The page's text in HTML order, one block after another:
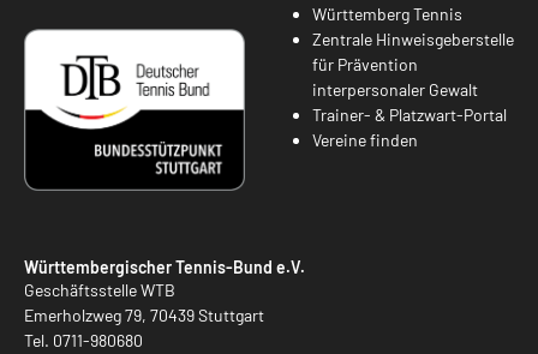
Württemberg Tennis
Zentrale Hinweisgeberstelle
für Prävention
interpersonaler Gewalt
Trainer- & Platzwart-Portal
Vereine finden
Württembergischer Tennis-Bund e.V.
Geschäftsstelle WTB
Emerholzweg 79, 70439 Stuttgart
Tel. 0711-980680